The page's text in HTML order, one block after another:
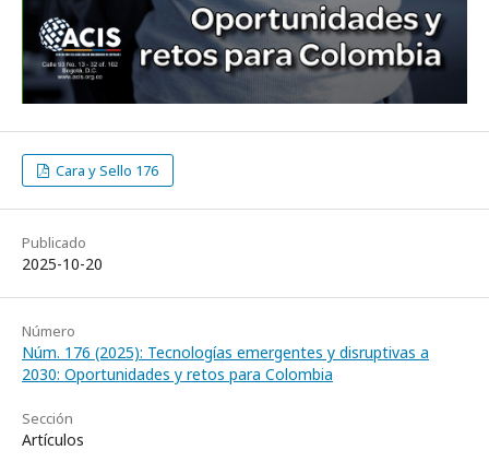
Cara y Sello 176
Publicado
2025-10-20
Número
Núm. 176 (2025): Tecnologías emergentes y disruptivas a
2030: Oportunidades y retos para Colombia
Sección
Artículos